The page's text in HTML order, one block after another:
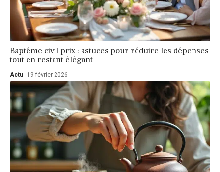
Baptême civil prix : astuces pour réduire les dépenses
tout en restant élégant
Actu 19 février 2026